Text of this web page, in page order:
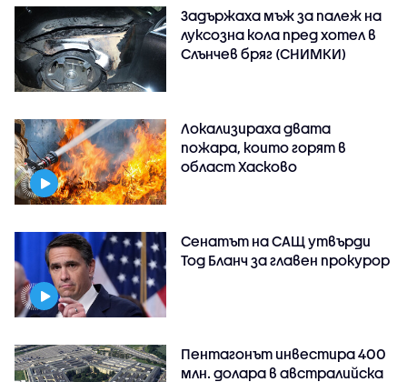
Задържаха мъж за палеж на
луксозна кола пред хотел в
Слънчев бряг (СНИМКИ)
Локализираха двата
пожара, които горят в
област Хасково
Сенатът на САЩ утвърди
Тод Бланч за главен прокурор
Пентагонът инвестира 400
млн. долара в австралийска